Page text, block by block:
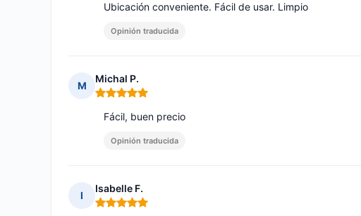
Ubicación conveniente. Fácil de usar. Limpio
Opinión traducida
M
Michal P.
Nota: 5 de 5
Fácil, buen precio
Opinión traducida
I
Isabelle F.
Nota: 5 de 5